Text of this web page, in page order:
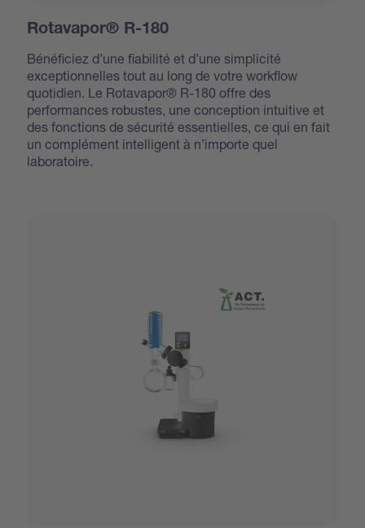
Rotavapor® R-180
Bénéficiez d’une fiabilité et d’une simplicité
exceptionnelles tout au long de votre workflow
quotidien. Le Rotavapor® R-180 offre des
performances robustes, une conception intuitive et
des fonctions de sécurité essentielles, ce qui en fait
un complément intelligent à n’importe quel
laboratoire.